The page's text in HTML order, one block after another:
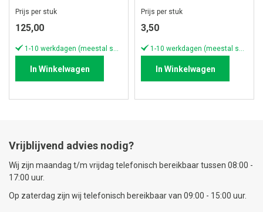
Prijs per stuk
125,00
In Winkelwagen
Prijs per stuk
3,50
In Winkelwagen
Vrijblijvend advies nodig?
Wij zijn maandag t/m vrijdag telefonisch bereikbaar tussen 08:00 -
17:00 uur.
Op zaterdag zijn wij telefonisch bereikbaar van 09:00 - 15:00 uur.